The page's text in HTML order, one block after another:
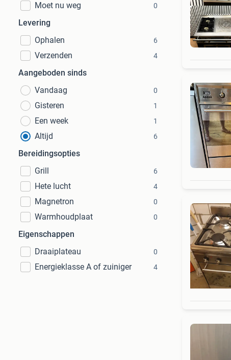
Moet nu weg
0
Levering
Ophalen
6
Verzenden 4
Aangeboden sinds
Vandaag
0
Gisteren 1
Een week 1
Altijd 6
Bereidingsopties
Grill
6
Hete lucht 4
Magnetron 0
Warmhoudplaat 0
Eigenschappen
Draaiplateau
0
Energieklasse A of zuiniger 4